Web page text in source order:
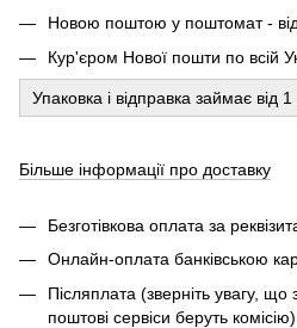
Новою поштою у поштомат - від
Кур'єром Нової пошти по всій
Упаковка і відправка займає від 1
Більше інформації про доставку
Безготівкова оплата за
Онлайн-оплата банківською
Післяплата (зверніть увагу, що
поштові сервіси беруть комісію).